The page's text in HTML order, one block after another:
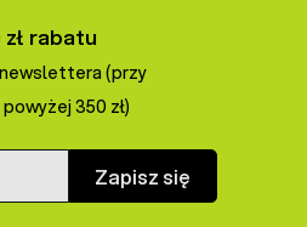
rabatu
(przy
350 zł)
Zapisz się